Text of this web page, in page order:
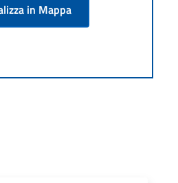
in Mappa